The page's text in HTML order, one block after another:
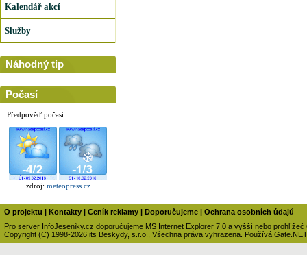
Kalendář akcí
Služby
Náhodný tip
Počasí
Předpověď počasí
zdroj: meteopress.cz
O projektu Kontakty Ceník reklamy Doporučujeme
Ochrana osobních údajů
Pro server InfoJeseniky.cz doporučujeme MS Internet Explorer 7.0 a vyšší nebo prohlížeč
Copyright (C) 1998-2026 its Beskydy, s.r.o., Všechna práva vyhrazena. Používá